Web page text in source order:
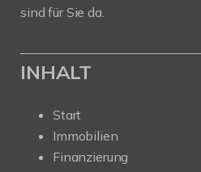
sind für Sie da.
INHALT
Start
Immobilien
Finanzierung